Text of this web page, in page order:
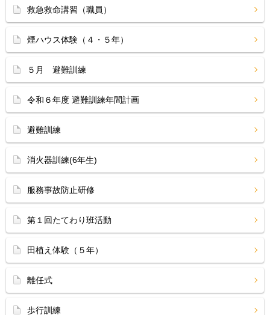
救急救命講習（職員）
煙ハウス体験（４・５年）
５月 避難訓練
令和６年度 避難訓練年間計画
避難訓練
消火器訓練(6年生)
服務事故防止研修
第１回たてわり班活動
田植え体験（５年）
離任式
歩行訓練